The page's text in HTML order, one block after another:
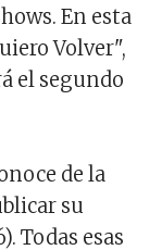
En esta
Volver",
el segundo
de la
su
Todas esas